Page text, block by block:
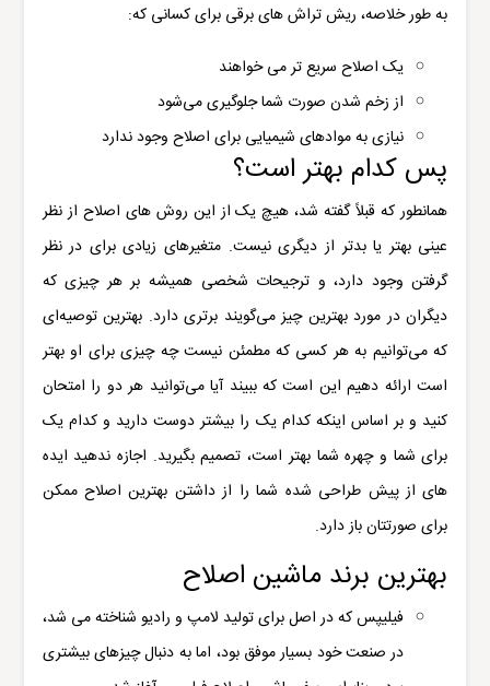
به طور خلاصه، ریش تراش های برقی برای کسانی که:
یک اصلاح سریع تر می خواهند
از زخم شدن صورت شما جلوگیری می‌شود
نیازی به موادهای شیمیایی برای اصلاح وجود ندارد
پس کدام بهتر است؟
همانطور که قبلاً گفته شد، هیچ یک از این روش های اصلاح از نظر
عینی بهتر یا بدتر از دیگری نیست. متغیرهای زیادی برای در نظر
گرفتن وجود دارد، و ترجیحات شخصی همیشه بر هر چیزی که
دیگران در مورد بهترین چیز می‌گویند برتری دارد. بهترین توصیه‌ای
که می‌توانیم به هر کسی که مطمئن نیست چه چیزی برای او بهتر
است ارائه دهیم این است که ببیند آیا می‌توانید هر دو را امتحان
کنید و بر اساس اینکه کدام یک را بیشتر دوست دارید و کدام یک
برای شما و چهره شما بهتر است، تصمیم بگیرید. اجازه ندهید ایده
های از پیش طراحی شده شما را از داشتن بهترین اصلاح ممکن
برای صورتتان باز دارد.
بهترین برند ماشین اصلاح
فیلیپس که در اصل برای تولید لامپ و رادیو شناخته می شد،
در صنعت خود بسیار موفق بود، اما به دنبال چیزهای بیشتری